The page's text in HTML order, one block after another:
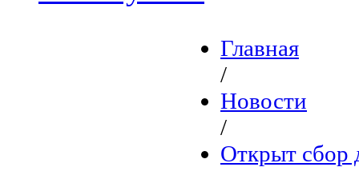
Главная
/
Новости
/
Открыт сбор